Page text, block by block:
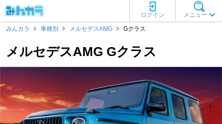
メニュー
ログイン
みんカラ
車種別 メルセデスAMG Gクラス
メルセデスAMG Gクラス